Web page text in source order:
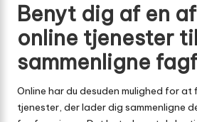
Benyt dig af en
online tjenester
sammenligne
Online har du desuden mulighed for
tjenester, der lader dig sammenligne